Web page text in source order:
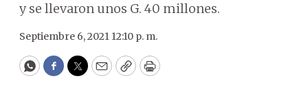
y se llevaron unos G. 40 millones.
Septiembre 6, 2021 12:10 p. m.
WhatsApp
Facebook
Twitter
EmailCopyPrint